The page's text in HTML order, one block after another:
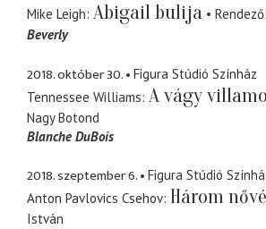
Mike Leigh Abigail bulija Rendező
Beverly
2018. október 30.
Figura Stúdió Színház
Tennessee Williams A vágy
Nagy Botond
Blanche DuBois
2018. szeptember 6.
Figura Stúdió
Anton Pavlovics Csehov Három
István